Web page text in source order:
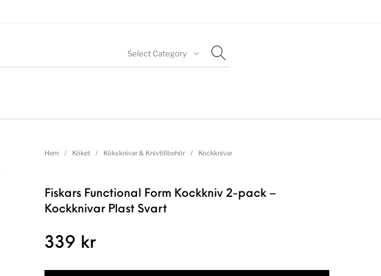
Select Category
Hem / Köket / Köksknivar & Knivtillbehör / Kockknivar
Fiskars Functional Form Kockkniv 2-pack –
Kockknivar Plast Svart
339 kr